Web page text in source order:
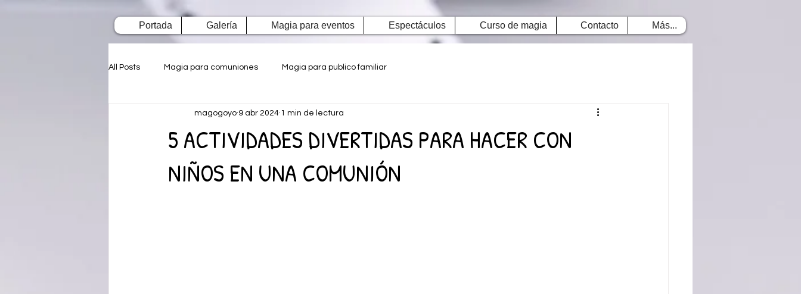
Portada Galería Magia para eventos Espectáculos Curso de magia Contacto Más...
All Posts Magia para comuniones Magia para publico familiar
5 ACTIVIDADES DIVERTIDAS PARA HACER CON
NIÑOS EN UNA COMUNIÓN
magogoyo 9 abr 2024 1 min de lectura